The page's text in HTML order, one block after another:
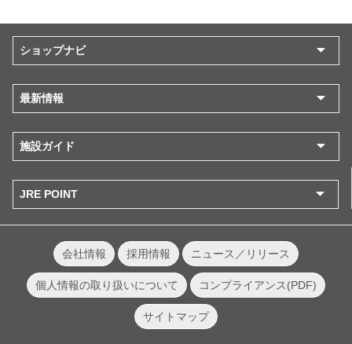
ショップナビ
最新情報
施設ガイド
JRE POINT
会社情報 採用情報 ニュース／リリース
個人情報の取り扱いについて コンプライアンス(PDF)
サイトマップ